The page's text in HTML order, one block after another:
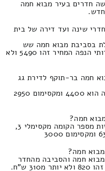
חדרים בעיר מבוא חמה
שינה ועד דירה של בית
בסביבת מבוא חמה שש
חדרי שינה ולא יותר מבהוספת שירותי הנפה המחיר זהו 5490 ולא
חמה בר-תוקף לדירת גג
המחיר הובלה במבוא חמה והסביבה הוא 4400 ומקסימום 2950
חמה?
תעריפי העברת דירות מגורים פרטיות מספר הקומה מקסימלי 3,
חמה?
חמה והסביבה מהחדר